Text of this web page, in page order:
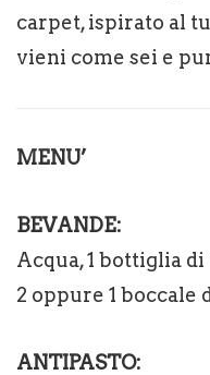
carpet, ispirato al
vieni come sei e
MENU’
BEVANDE:
Acqua, 1 bottiglia
2 oppure 1 boccale
ANTIPASTO: